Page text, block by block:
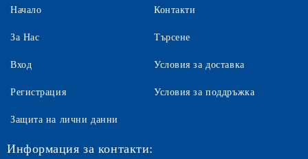
Начало
За Нас
Вход
Регистрация
Контакти
Търсене
Условия за доставка
Условия за поддръжка
Защита на лични данни
Информация за контакти: